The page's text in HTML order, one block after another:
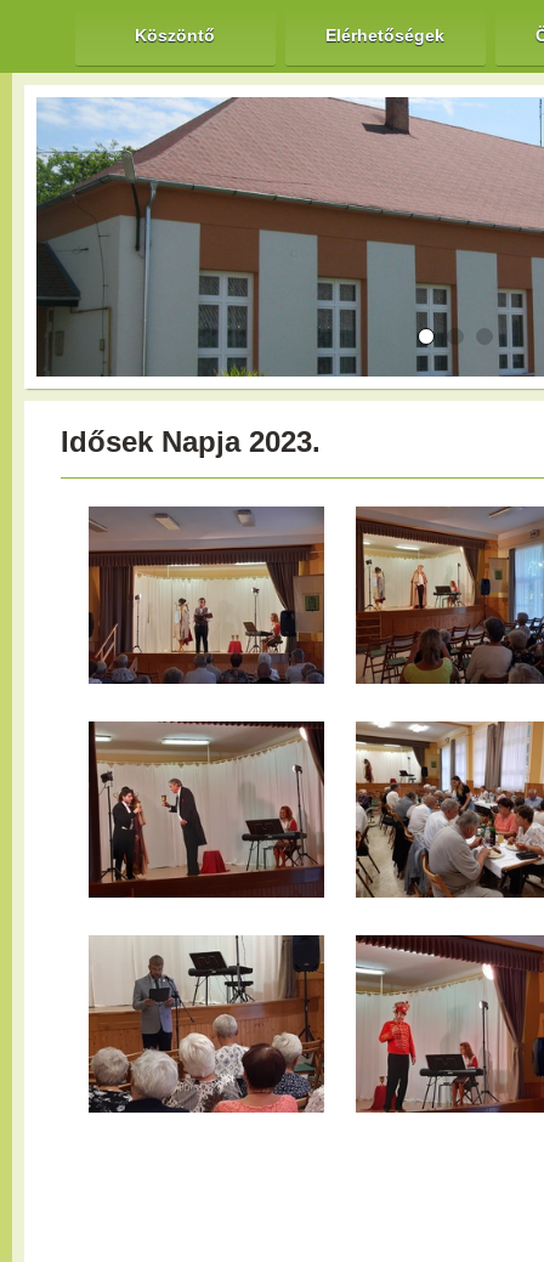
Köszöntő Elérhetőségek
Idősek Napja 2023.